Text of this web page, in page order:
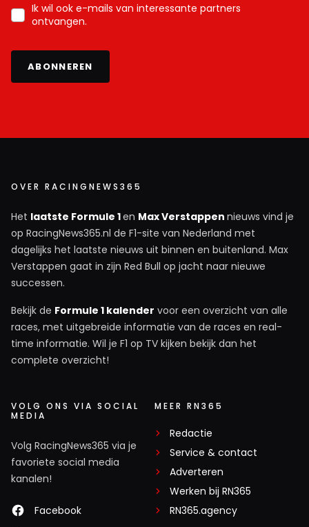
Ik wil ook e-mails van interessante partners
ontvangen.
ABONNEREN
OVER RACINGNEWS365
Het laatste Formule 1en Max Verstappen nieuws vind je
op RacingNews365.nl de F1-site van Nederland met
dagelijks het laatste nieuws uit binnen en buitenland. Max
Verstappen gaat in zijn Red Bull op jacht naar nieuwe
successen.
Bekijk de Formule 1 kalender voor een overzicht van alle
races, met uitgebreide informatie van de races en real-
time informatie. Wil je F1 op TV kijken bekijk dan het
complete overzicht!
VOLG ONS VIA SOCIAL
MEDIA
Volg RacingNews365 via je
favoriete social media
kanalen!
Facebook
MEER RN365
Redactie
Service & contact
Adverteren
Werken bij RN365
RN365.agency